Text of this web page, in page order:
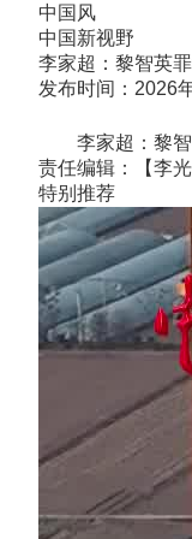
中国风
中国新视野
李家超：黎智英
发布时间：2026
李家超：黎智
责任编辑：【李光
特别推荐